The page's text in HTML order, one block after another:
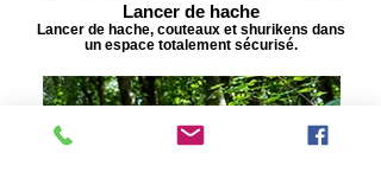
Lancer de hache
Lancer de hache, couteaux et shurikens dans
un espace totalement sécurisé.